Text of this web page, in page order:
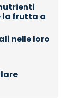
la frutta a
nelle loro